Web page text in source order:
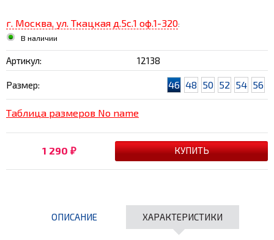
г. Москва, ул. Ткацкая д.5с.1 оф.1-320:
В наличии
Артикул: 12138
Размер: 46 48 50 52 54 56
Таблица размеров No name
1 290 ₽
ОПИСАНИЕ ХАРАКТЕРИСТИКИ